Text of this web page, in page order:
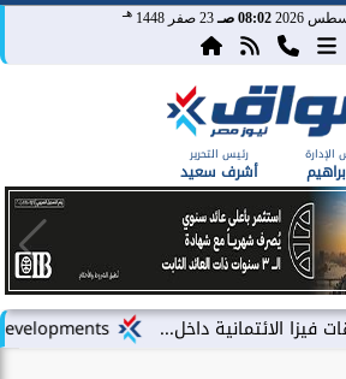
08:02 صـ 23 صفر 1448 هـ
رئيس التحرير
أشرف سعيد
LARZ Developments تطلق رؤيتها الجديدة لتقديم مفهوم متكامل للتطوير العقاري في مصر داخل...